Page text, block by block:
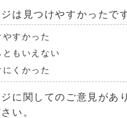
は見つけやすかったで
やすかった
ともいえない
にくかった
に関してのご意見があ
い。